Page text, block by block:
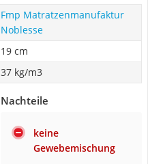
Fmp Matratzenmanufaktur
Noblesse
19 cm
37 kg/m3
Nachteile
keine
Gewebemischung